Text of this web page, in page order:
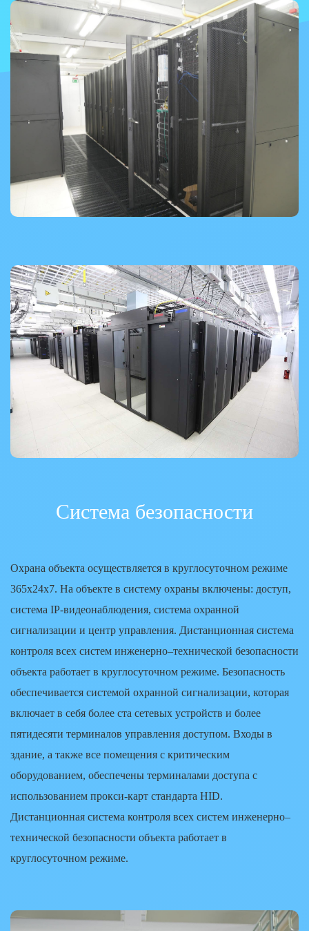
Система безопасности
Охрана объекта осуществляется в круглосуточном режиме
365х24х7. На объекте в систему охраны включены: доступ,
система IP-видеонаблюдения, система охранной
сигнализации и центр управления. Дистанционная система
контроля всех систем инженерно–технической безопасности
объекта работает в круглосуточном режиме. Безопасность
обеспечивается системой охранной сигнализации, которая
включает в себя более ста сетевых устройств и более
пятидесяти терминалов управления доступом. Входы в
здание, а также все помещения с критическим
оборудованием, обеспечены терминалами доступа с
использованием прокси-карт стандарта HID.
Дистанционная система контроля всех систем инженерно–
технической безопасности объекта работает в
круглосуточном режиме.